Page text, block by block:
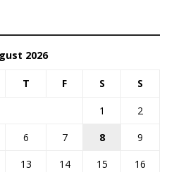
2026
T F S S
1
2
6 7 8
9
13 14 15
16